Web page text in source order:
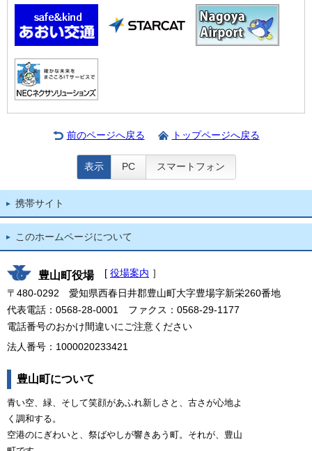
前のページへ戻る トップページへ戻る
表示 PC スマートフォン
携帯サイト
このホームページについて
豊山町役場 [ 役場案内 ］
〒480-0292 愛知県西春日井郡豊山町大字豊場字新栄260番地
代表電話：0568-28-0001 ファクス：0568-29-1177
電話番号のおかけ間違いにご注意ください
法人番号：1000020233421
豊山町について
青い空、緑、そして笑顔があふれ新しさと、古さが心地よ
く調和する。
空港のにぎわいと、祭ばやしが響きあう町。それが、豊山